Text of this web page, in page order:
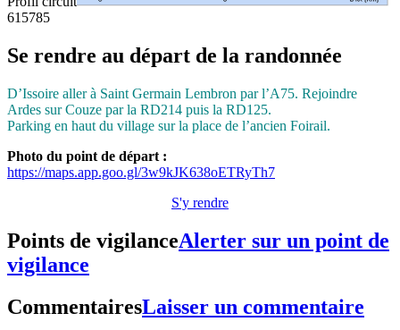
615785
Se rendre au départ de la randonnée
D’Issoire aller à Saint Germain Lembron par l’A75. Rejoindre
Ardes sur Couze parla RD214 puis la RD125.
Parking en haut du village sur la place de l’ancien Foirail.
Photo du point de départ :
https://maps.app.goo.gl/3w9kJK638oETRyTh7
S'y rendre
Points de vigilanceAlerter sur un point de
vigilance
CommentairesLaisser un commentaire